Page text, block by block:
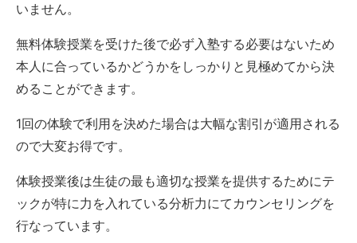
いません。
無料体験授業を受けた後で必ず入塾する必要はないため
本人に合っているかどうかをしっかりと見極めてから決
めることができます。
1回の体験で利用を決めた場合は大幅な割引が適用される
ので大変お得です。
体験授業後は生徒の最も適切な授業を提供するためにテ
ックが特に力を入れている分析力にてカウンセリングを
行なっています。